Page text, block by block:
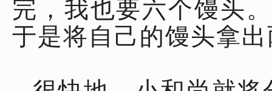
完，我也要六个馒头
于是将自己的馒头拿